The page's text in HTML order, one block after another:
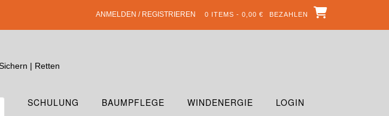
ANMELDEN / REGISTRIEREN 0 ITEMS - 0,00 € BEZAHLEN
SCHULUNG BAUMPFLEGE WINDENERGIE LOGIN